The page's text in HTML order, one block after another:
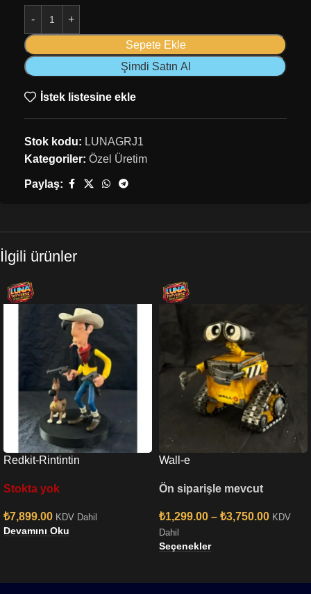
Sepete Ekle
Şimdi Satın Al
İstek listesine ekle
Stok kodu: LUNAGRJ1
Kategoriler: Özel Üretim
Paylaş:
İlgili ürünler
Redkit-Rintintin
Stokta yok
₺7,899.00 KDV Dahil
Devamını Oku
Wall-e
Ön siparişle mevcut
₺1,299.00 – ₺3,750.00 KDV
Dahil
Seçenekler